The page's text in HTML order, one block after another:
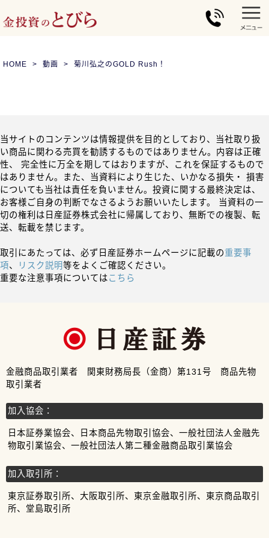
HOME 動画 菊川弘之のGOLD Rush！
当サイトのコンテンツは情報提供を目的としており、当社取り扱
い商品に関わる売買を勧誘するものではありません。内容は正確
性、 完全性に万全を期してはおりますが、これを保証するもので
はありません。また、当資料により生じた、いかなる損失・ 損害
についても当社は責任を負いません。投資に関する最終決定は、
お客様ご自身の判断でなさるようお願いいたします。 当資料の一
切の権利は日産証券株式会社に帰属しており、無断での複製、転
送、転載を禁じます。
取引にあたっては、必ず日産証券ホームページに記載の重要事
項、 リスク説明等をよくご確認ください。
重要な注意事項についてはこちら
金融商品取引業者 関東財務局長（金商）第131号 商品先物
取引業者
加入協会：
日本証券業協会、日本商品先物取引協会、一般社団法人金融先
物取引業協会、一般社団法人第二種金融商品取引業協会
加入取引所：
東京証券取引所、大阪取引所、東京金融取引所、東京商品取引
所、堂島取引所